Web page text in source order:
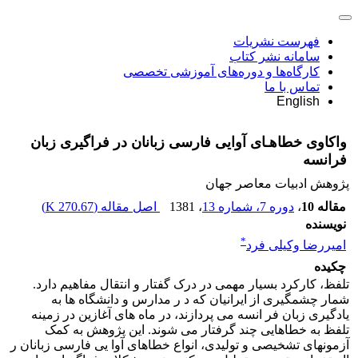
فهرست نشریات
سامانه نشر کتاب
کارگاه‌ها و دوره‌های آموزشی تخصصی
تماس با ما
English
واکاوی خطاهـای آوایی فارسی زبانان در فراگیری زبان
فرانسه
پژوهش ادبیات معاصر جهان
مقاله 10
، دوره 7، شماره 13 ، 1381 اصل مقاله (270.67 K
)
نویسنده
امیررضا وکیلى فرد*
چکیده
تلفظ، کارکرد بسیار مهمی در درک گفتار و انتقال مفاهیم دارد.
شمار چشمگیری از ایرانیان که د ر مدارس و دانشگاه ها به
یادگیری زبان فر انسه می پردازند، در ماه های آغازین در زمینه
تلفظ به خطاهایی چند گرفتار می شوند. این پژوهش به کمک
آزمونهای تشخیصی و تولیدی، انواع خطاهای آوا یی فارسی زبانان ر